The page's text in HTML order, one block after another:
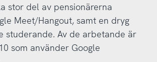
stor del av pensionärerna
Meet/Hangout, samt en dryg
studerande. Av de arbetande är
som använder Google